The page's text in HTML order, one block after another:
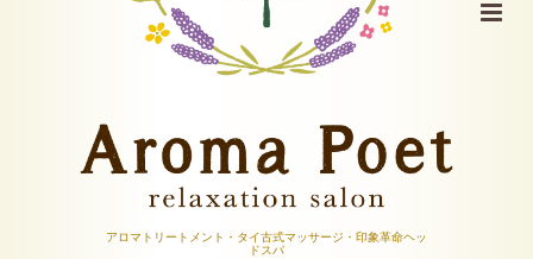
アロマトリートメント・タイ古式マッサージ・印象革命ヘッ
ドスパ